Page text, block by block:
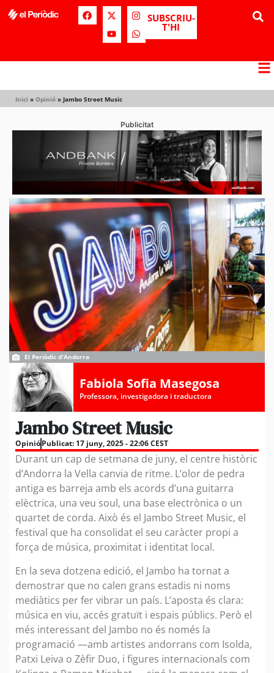
SUBSCRIU-
T'HI
Inici » Opinió » Jambo Street Music
Publicitat
El Periòdic d'Andorra
Fabiola Sofia Masegosa
Professora, investigadora i traductora
Jambo Street Music
OpinióPublicat: 17 juny, 2025 - 22:06 CEST
Durant un cap de setmana de juny, el centre històric
d’Andorra la Vella canvia de ritme. L’olor de pedra
antiga es barreja amb els acords d’una guitarra
elèctrica, una veu soul, una base electrònica o un
quartet de corda. Això és el Jambo Street Music, el
festival que ha consolidat el seu caràcter propi a
força de música, proximitat i identitat local.
En la seva dotzena edició, el Jambo ha tornat a
demostrar que no calen grans estadis ni noms
mediàtics per fer vibrar un país. L’aposta és clara:
música en viu, accés gratuït i espais públics. Però el
més interessant del Jambo no és només la
programació —amb artistes andorrans com Isolda,
Patxi Leiva o Zèfir Duo, i figures internacionals com